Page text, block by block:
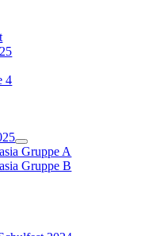
4
Gruppe A
Gruppe B